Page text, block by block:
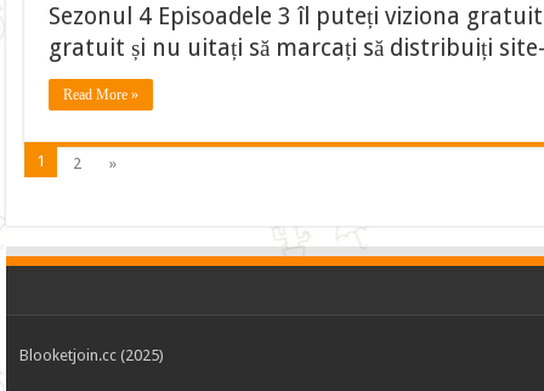
Sezonul 4 Episoadele 3 îl puteți viziona
gratuit și nu uitați să marcați să distribuiți
Read More »
1 2 »
Blooketjoin.cc (2025)